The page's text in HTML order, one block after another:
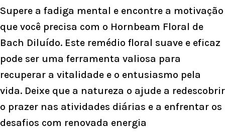
Supere a fadiga mental e encontre a motivação
que você precisa com o Hornbeam Floral de
Bach Diluído. Este remédio floral suave e eficaz
pode ser uma ferramenta valiosa para
recuperar a vitalidade e o entusiasmo pela
vida. Deixe que a natureza o ajude a redescobrir
o prazer nas atividades diárias e a enfrentar os
desafios com renovada energia